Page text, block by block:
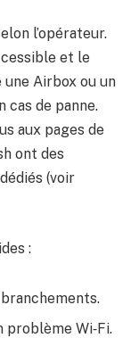
l’opérateur.
et le
une Airbox ou un
cas de panne.
aux pages de
ont des
(voir
:
Wi‑Fi.